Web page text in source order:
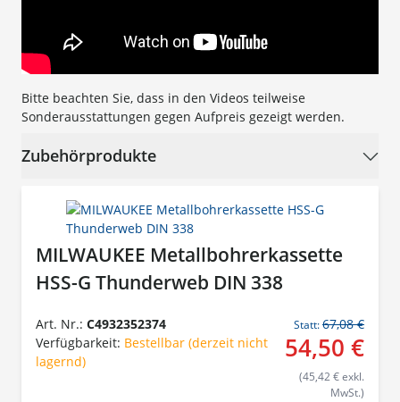
Bitte beachten Sie, dass in den Videos teilweise
Sonderausstattungen gegen Aufpreis gezeigt werden.
Zubehörprodukte
MILWAUKEE Metallbohrerkassette
HSS-G Thunderweb DIN 338
Art. Nr.: C4932352374
Verfügbarkeit: Bestellbar (derzeit nicht
lagernd)
Statt:67,08 €
54,50 €
(45,42 € exkl.
MwSt.)